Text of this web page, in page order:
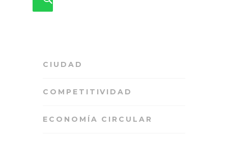
CIUDAD
COMPETITIVIDAD
ECONOMÍA CIRCULAR